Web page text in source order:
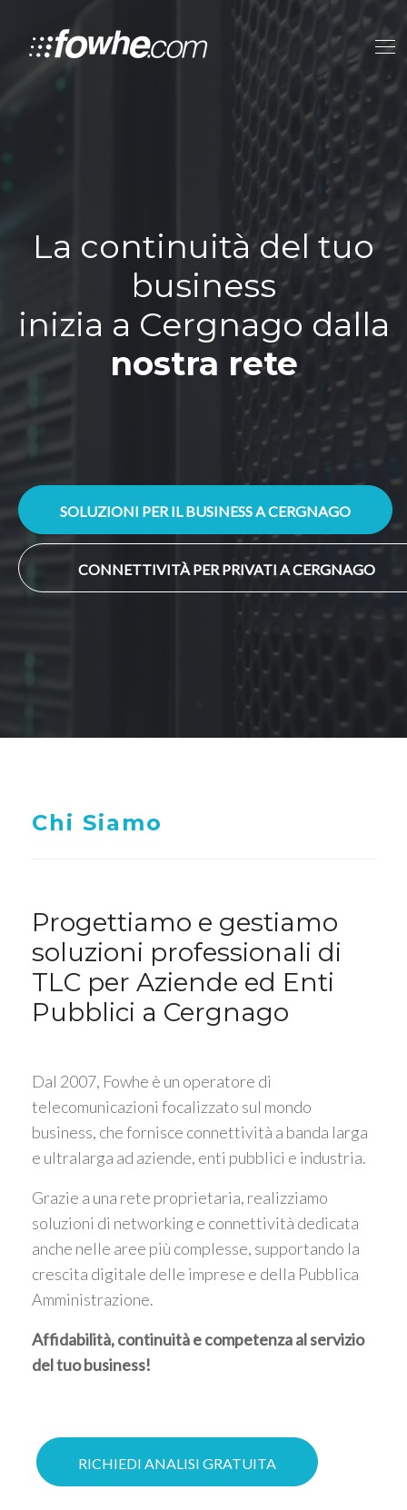
La continuità del tuo
business
inizia a Cergnago dalla
nostra rete
SOLUZIONI PER IL BUSINESS A CERGNAGO
CONNETTIVITÀ PER PRIVATI A CERGNAGO
Chi Siamo
Progettiamo e gestiamo
soluzioni professionali di
TLC per Aziende ed Enti
Pubblici a Cergnago
Dal 2007, Fowhe è un operatore di
telecomunicazioni focalizzato sul mondo
business, che fornisce connettività a banda larga
e ultralarga ad aziende, enti pubblici e industria.
Grazie a una rete proprietaria, realizziamo
soluzioni di networking e connettività dedicata
anche nelle aree più complesse, supportando la
crescita digitale delle imprese e della Pubblica
Amministrazione.
Affidabilità, continuità e competenza al servizio
del tuo business!
RICHIEDI ANALISI GRATUITA